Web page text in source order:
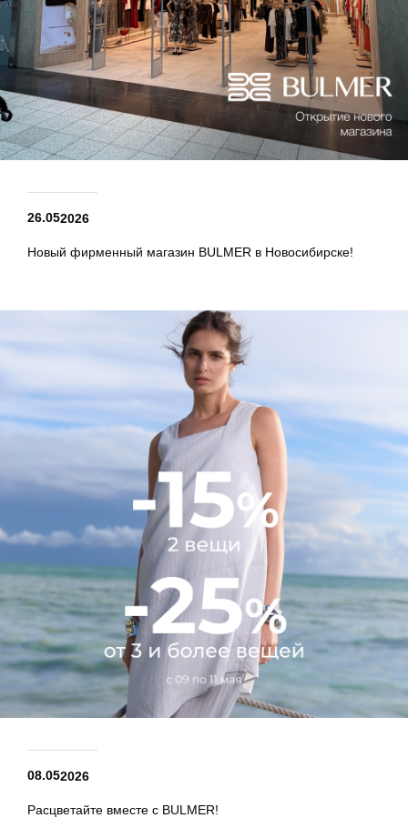
26.052026
Новый фирменный магазин BULMER в Новосибирске!
08.052026
Расцветайте вместе с BULMER!